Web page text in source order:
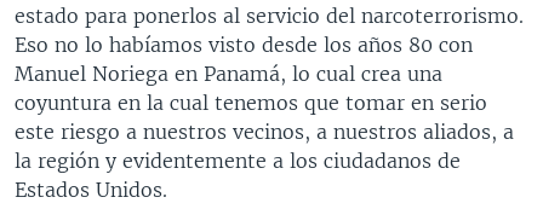
estado para ponerlos al servicio del narcoterrorismo.
Eso no lo habíamos visto desde los años 80 con
Manuel Noriega en Panamá, lo cual crea una
coyuntura en la cual tenemos que tomar en serio
este riesgo a nuestros vecinos, a nuestros aliados, a
la región y evidentemente a los ciudadanos de
Estados Unidos.